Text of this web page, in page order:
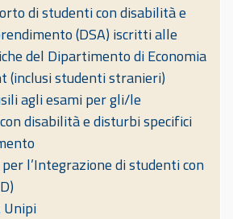
di studenti con disabilità e
(DSA) iscritti alle
del Dipartimento di Economia
(inclusi studenti stranieri)
agli esami per gli/le
disabilità e disturbi specifici
l’Integrazione di studenti con
Unipi